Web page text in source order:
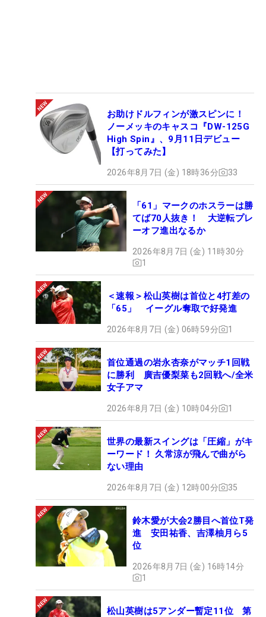
お助けドルフィンが激スピンに！
ノーメッキのキャスコ『DW-125G
High Spin』、9月11日デビュー
【打ってみた】
2026年8月7日 (金) 18時36分 33
「61」マークのホスラーは勝
てば70人抜き！ 大逆転プレ
ーオフ進出なるか
2026年8月7日 (金) 11時30分
1
＜速報＞松山英樹は首位と4打差の
「65」 イーグル奪取で好発進
2026年8月7日 (金) 06時59分 1
首位通過の岩永杏奈がマッチ1回戦
に勝利 廣吉優梨菜も2回戦へ/全米
女子アマ
2026年8月7日 (金) 10時04分 1
世界の最新スイングは「圧縮」がキ
ーワード！ 久常涼が飛んで曲がら
ない理由
2026年8月7日 (金) 12時00分 35
鈴木愛が大会2勝目へ首位T発
進 安田祐香、吉澤柚月ら5
位
2026年8月7日 (金) 16時14分
1
松山英樹は5アンダー暫定11位 第